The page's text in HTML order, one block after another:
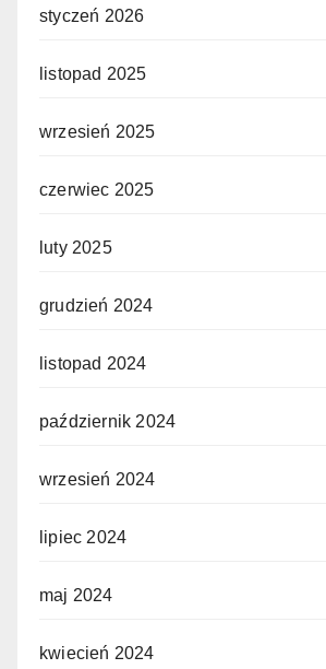
styczeń 2026
listopad 2025
wrzesień 2025
czerwiec 2025
luty 2025
grudzień 2024
listopad 2024
październik 2024
wrzesień 2024
lipiec 2024
maj 2024
kwiecień 2024